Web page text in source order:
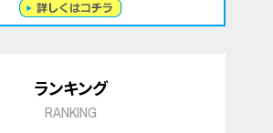
ランキング
RANKING